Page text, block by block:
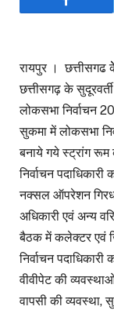
रायपुर । छत्तीसगढ
छत्तीसगढ़ के
लोकसभा निर्वाचन
सुकमा में लोकसभा
बनाये गये स्ट्रांग रूम
निर्वाचन
नक्सल ऑपरेशन
अधिकारी एवं अन्य
बैठक में कलेक्टर एवं
निर्वाचन
वीवीपेट की
वापसी की व्यवस्था,